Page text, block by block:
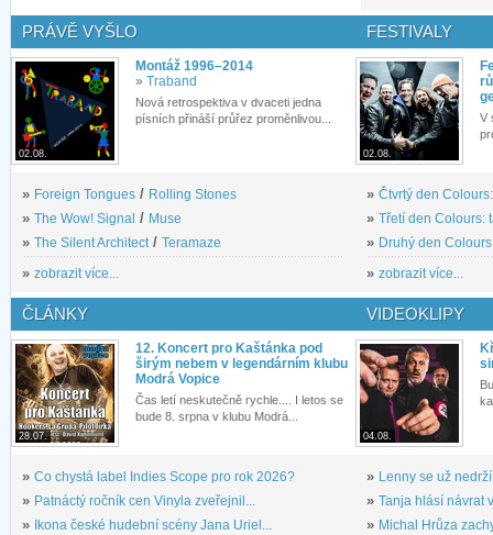
PRÁVĚ VYŠLO
02.08.
Montáž 1996–2014
» Traband
Nová retrospektiva v dvaceti jedna
písních přináší průřez proměnlivou...
» Foreign Tongues / Rolling Stones
» The Wow! Signal / Muse
» The Silent Architect / Teramaze
» zobrazit více...
FESTIVALY
02.08.
V
» Čtvrtý den
» Třetí den Colours:
» Druhý den
» zobrazit více...
ČLÁNKY
28.07.
12. Koncert pro Kaštánka pod
širým nebem v legendárním klubu
Modrá Vopice
Čas letí neskutečně rychle.... I letos se
bude 8. srpna v klubu Modrá...
» Co chystá label Indies Scope pro rok 2026?
» Patnáctý ročník cen Vinyla zveřejnil...
»
Ikona české hudební scény Jana Uriel...
VIDEOKLIPY
04.08.
» Lenny se už
» Tanja hlásí návrat
» Michal Hrůza